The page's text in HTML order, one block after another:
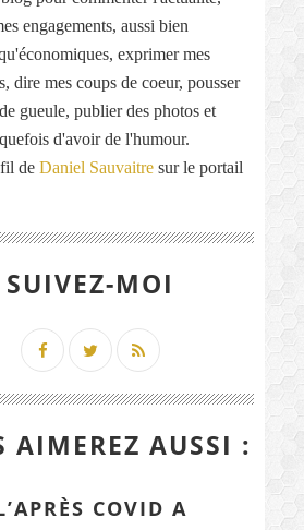
engagements, aussi bien
exprimer mes
dire mes coups de coeur, pousser
gueule, publier des photos et
d'avoir de l'humour.
de Daniel Sauvaitre sur le portail
SUIVEZ-MOI
AIMEREZ AUSSI :
COVID A